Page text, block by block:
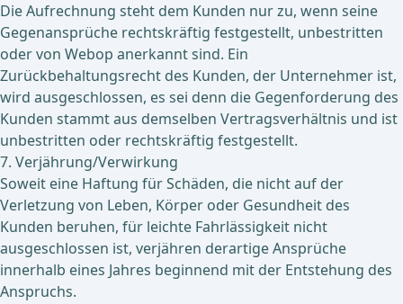
Die Aufrechnung steht dem Kunden nur zu, wenn seine
Gegenansprüche rechtskräftig festgestellt, unbestritten
oder von Webop anerkannt sind. Ein
Zurückbehaltungsrecht des Kunden, der Unternehmer ist,
wird ausgeschlossen, es sei denn die Gegenforderung des
Kunden stammt aus demselben Vertragsverhältnis und ist
unbestritten oder rechtskräftig festgestellt.
7. Verjährung/Verwirkung
Soweit eine Haftung für Schäden, die nicht auf der
Verletzung von Leben, Körper oder Gesundheit des
Kunden beruhen, für leichte Fahrlässigkeit nicht
ausgeschlossen ist, verjähren derartige Ansprüche
innerhalb eines Jahres beginnend mit der Entstehung des
Anspruchs.